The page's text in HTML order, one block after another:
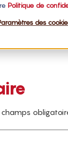
Politique de
des
champs